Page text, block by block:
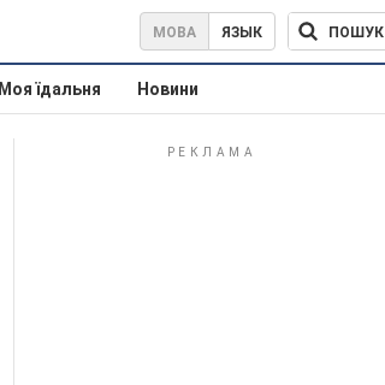
МОВА ЯЗЫК ПОШУК
Моя їдальня Новини